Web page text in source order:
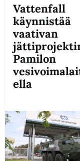
Vattenfall
käynnistää
vaativan
Pamilon
ella